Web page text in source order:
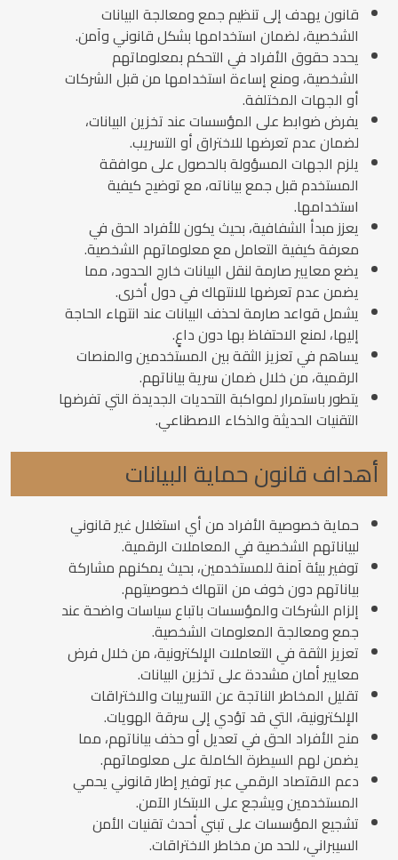
قانون يهدف إلى تنظيم جمع ومعالجة البيانات
الشخصية، لضمان استخدامها بشكل قانوني وآمن.
يحدد حقوق الأفراد في التحكم بمعلوماتهم
الشخصية، ومنع إساءة استخدامها من قبل الشركات
أو الجهات المختلفة.
يفرض ضوابط على المؤسسات عند تخزين البيانات،
لضمان عدم تعرضها للاختراق أو التسريب.
يلزم الجهات المسؤولة بالحصول على موافقة
المستخدم قبل جمع بياناته، مع توضيح كيفية
استخدامها.
يعزز مبدأ الشفافية، بحيث يكون للأفراد الحق في
معرفة كيفية التعامل مع معلوماتهم الشخصية.
يضع معايير صارمة لنقل البيانات خارج الحدود، مما
يضمن عدم تعرضها للانتهاك في دول أخرى.
يشمل قواعد صارمة لحذف البيانات عند انتهاء الحاجة
إليها، لمنع الاحتفاظ بها دون داعٍ.
يساهم في تعزيز الثقة بين المستخدمين والمنصات
الرقمية، من خلال ضمان سرية بياناتهم.
يتطور باستمرار لمواكبة التحديات الجديدة التي تفرضها
التقنيات الحديثة والذكاء الاصطناعي.
أهداف قانون حماية البيانات
حماية خصوصية الأفراد من أي استغلال غير قانوني
لبياناتهم الشخصية في المعاملات الرقمية.
توفير بيئة آمنة للمستخدمين، بحيث يمكنهم مشاركة
بياناتهم دون خوف من انتهاك خصوصيتهم.
إلزام الشركات والمؤسسات باتباع سياسات واضحة عند
جمع ومعالجة المعلومات الشخصية.
تعزيز الثقة في التعاملات الإلكترونية، من خلال فرض
معايير أمان مشددة على تخزين البيانات.
تقليل المخاطر الناتجة عن التسريبات والاختراقات
الإلكترونية، التي قد تؤدي إلى سرقة الهويات.
منح الأفراد الحق في تعديل أو حذف بياناتهم، مما
يضمن لهم السيطرة الكاملة على معلوماتهم.
دعم الاقتصاد الرقمي عبر توفير إطار قانوني يحمي
المستخدمين ويشجع على الابتكار الآمن.
تشجيع المؤسسات على تبني أحدث تقنيات الأمن
السيبراني، للحد من مخاطر الاختراقات.